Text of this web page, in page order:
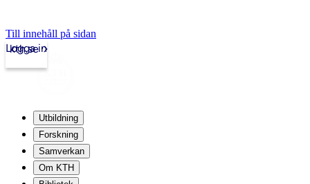
Till innehåll på sidan
kth.se
Logga in
Utbildning
Forskning
Samverkan
Om KTH